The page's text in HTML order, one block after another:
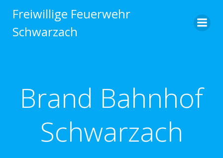
Inhalt
Freiwillige Feuerwehr
Schwarzach
Brand Bahnhof
Schwarzach